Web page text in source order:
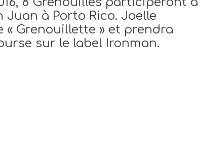
Juan à Porto Rico. Joelle
« Grenouillette » et prendra
sur le label Ironman.